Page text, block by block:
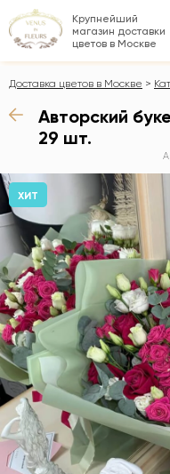
Крупнейший
магазин доставки
цветов в Москве
Доставка цветов в Москве
Авторский
29 шт.
ХИТ